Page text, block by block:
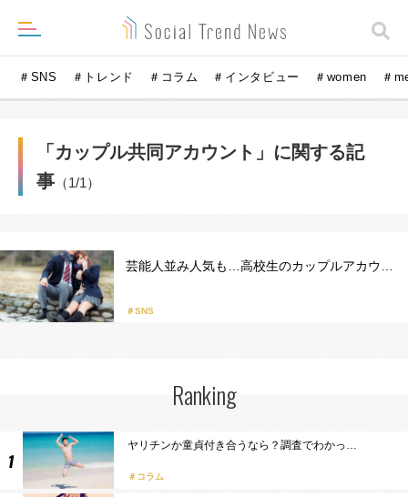
＃SNS ＃トレンド ＃コラム ＃インタビュー ＃women ＃
「カップル共同アカウント」に関する記
事 （1/1）
芸能人並み人気も…高校生のカップルアカウ…
＃SNS
Ranking
ヤリチンか童貞付き合うなら？調査でわかっ…
コラム